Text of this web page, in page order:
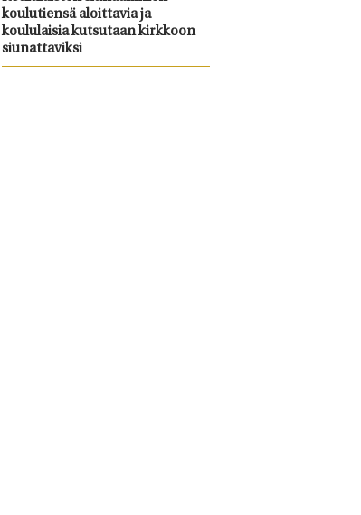
koulutiensä aloittavia ja
koululaisia kutsutaan kirkkoon
siunattaviksi